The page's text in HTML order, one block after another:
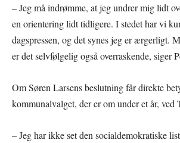
– Jeg må indrømme, at jeg undrer mig lidt
en orientering lidt tidligere. I stedet har vi
dagspressen, og det synes jeg er ærgerligt.
er det selvfølgelig også overraskende, siger
Om Søren Larsens beslutning får direkte
kommunalvalget, der er om under et år, ved
– Jeg har ikke set den socialdemokratiske